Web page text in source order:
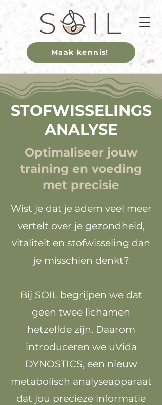
Maak kennis!
STOFWISSELINGS
ANALYSE
Optimaliseer jouw
training en voeding
met precisie
Wist je dat je adem veel meer
vertelt over je gezondheid,
vitaliteit en stofwisseling dan
je misschien denkt?
Bij SOIL begrijpen we dat
geen twee lichamen
hetzelfde zijn. Daarom
introduceren we uVida
DYNOSTICS, een nieuw
metabolisch analyseapparaat
dat jou precieze informatie